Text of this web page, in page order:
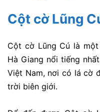
Cột cờ Lũng
Cột cờ Lũng Cú là
Hà Giang nổi tiếng
Việt Nam, nơi có lá cờ
trời biên giới.